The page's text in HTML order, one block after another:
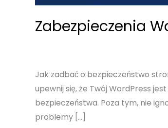
Zabezpieczenia
Jak zadbać o bezpieczeństwo
upewnij się, że Twój WordPress
bezpieczeństwa. Poza tym, nie
problemy […]